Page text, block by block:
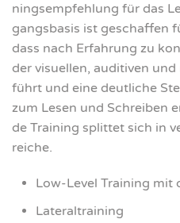
nings­emp­feh­lung für das
gangs­ba­sis ist geschaf­fen
dass nach Erfah­rung zu
der visu­el­len, audi­tiven
führt und eine deut­li­che
zum Lesen und Schrei­ben
de Trai­ning split­tet sich in
rei­che.
Low-Level Trai­ning mit
Late­r­al­trai­ning